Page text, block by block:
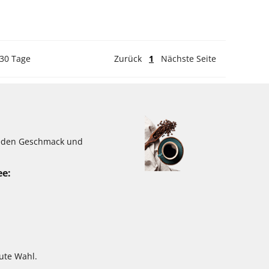
Tage Zurück 1 Nächste Seite
Geschmack und
Wahl.